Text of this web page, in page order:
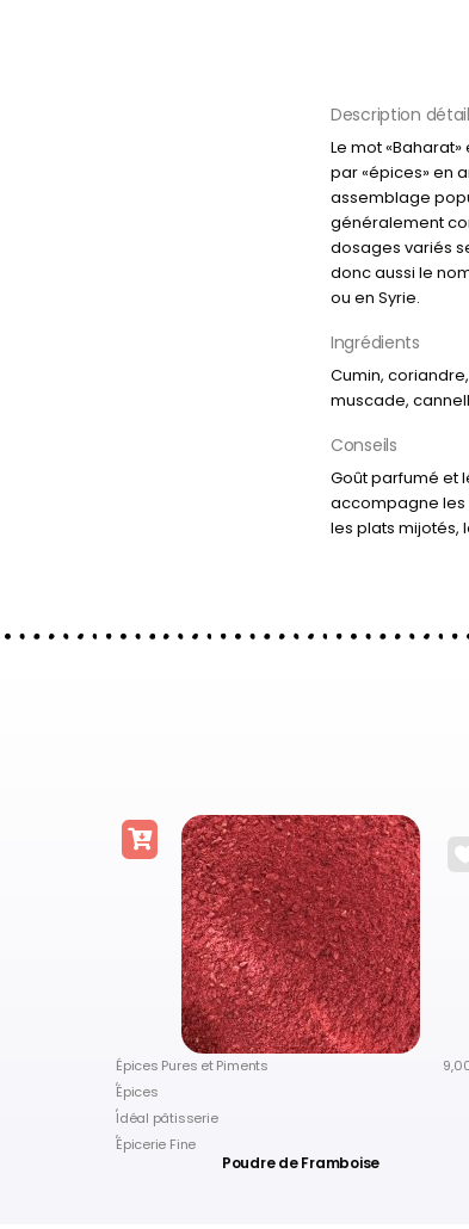
Description
Le mot
par «épices» en
assemblage
généralement
dosages variés
donc aussi le
ou en Syrie.
Ingrédients
Cumin,
muscade,
Conseils
Goût parfumé et
accompagne
les plats mijotés,
Herbes et Aromates 6,00€
Menthe Douce
Épices Pures et Piments
,
Épices
,
Idéal pâtisserie
,
Épicerie Fine
Poudre de Framboise